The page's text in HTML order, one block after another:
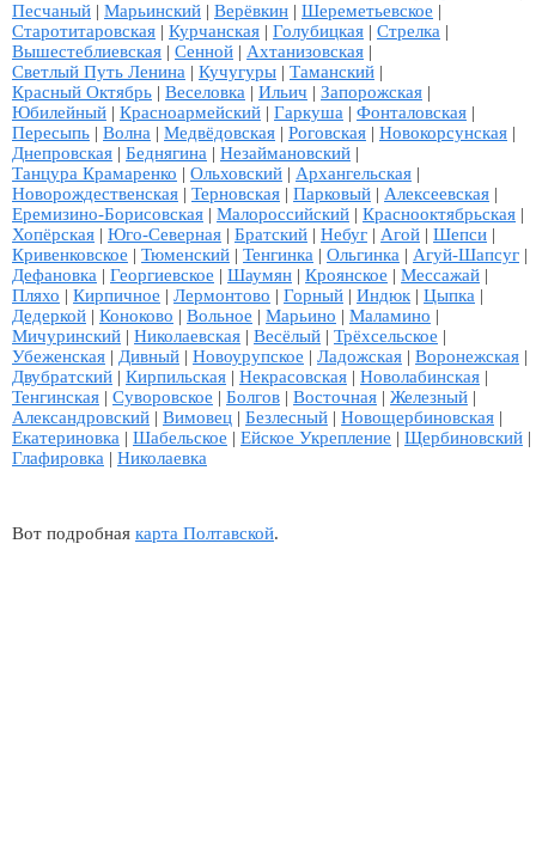
Песчаный | Марьинский | Верёвкин | Шереметьевское |
Старотитаровская | Курчанская | Голубицкая | Стрелка |
Вышестеблиевская | Сенной | Ахтанизовская |
Светлый Путь Ленина | Кучугуры | Таманский |
Красный Октябрь | Веселовка | Ильич | Запорожская |
Юбилейный | Красноармейский | Гаркуша | Фонталовская |
Пересыпь | Волна | Медвёдовская | Роговская | Новокорсунская |
Днепровская | Беднягина | Незаймановский |
Танцура Крамаренко | Ольховский | Архангельская |
Новорождественская | Терновская | Парковый | Алексеевская |
Еремизино-Борисовская | Малороссийский | Краснооктябрьская |
Хопёрская | Юго-Северная | Братский | Небуг | Агой | Шепси |
Кривенковское | Тюменский | Тенгинка | Ольгинка | Агуй-Шапсуг |
Дефановка | Георгиевское | Шаумян | Кроянское | Мессажай |
Пляхо | Кирпичное | Лермонтово | Горный | Индюк | Цыпка |
Дедеркой | Коноково | Вольное | Марьино | Маламино |
Мичуринский | Николаевская | Весёлый | Трёхсельское |
Убеженская | Дивный | Новоурупское | Ладожская | Воронежская |
Двубратский | Кирпильская | Некрасовская | Новолабинская |
Тенгинская | Суворовское | Болгов | Восточная | Железный |
Александровский | Вимовец | Безлесный | Новощербиновская |
Екатериновка | Шабельское | Ейское Укрепление | Щербиновский |
Глафировка | Николаевка
Вот подробная карта Полтавской.